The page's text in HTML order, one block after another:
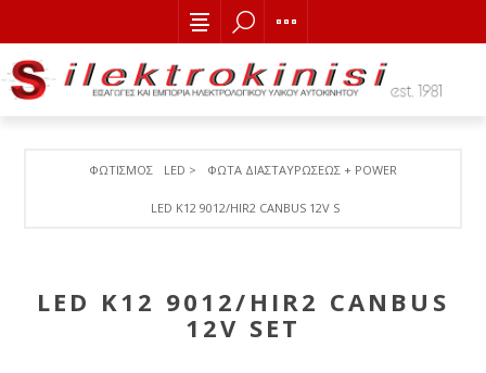
ΦΩΤΙΣΜΟΣ LED > ΦΩΤΑ ΔΙΑΣΤΑΥΡΩΣΕΩΣ + POWER
LED K12 9012/HIR2 CANBUS 12V SET
LED K12 9012/HIR2 CANBUS
12V SET